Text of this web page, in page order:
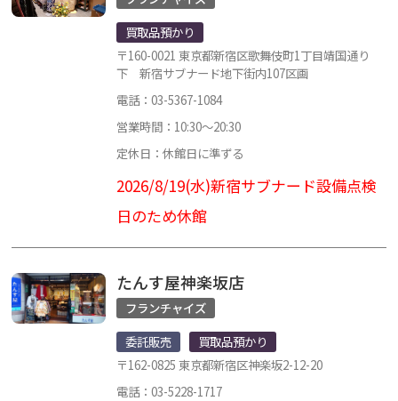
買取品預かり
〒160-0021 東京都新宿区歌舞伎町1丁目靖国通り
下 新宿サブナード地下街内107区画
電話：03-5367-1084
営業時間：10:30～20:30
定休日：休館日に準ずる
2026/8/19(水)新宿サブナード設備点検
日のため休館
たんす屋神楽坂店
フランチャイズ
委託販売
買取品預かり
〒162-0825 東京都新宿区神楽坂2-12-20
電話：03-5228-1717